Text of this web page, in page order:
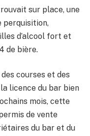
sur place, une
perquisition,
d’alcool fort et
de bière.
courses et des
la licence du bar bien
mois, cette
de vente
du bar et du